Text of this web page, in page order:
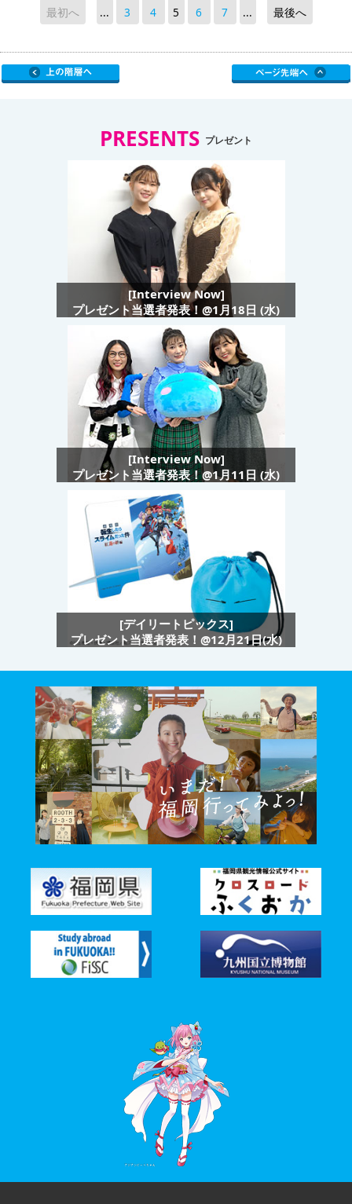
最初へ ... 3 4 5 6 7 ... 最後へ
PRESENTS プレゼント
[Interview Now]
プレゼント当選者発表！@1月18日 (水)
[Interview Now]
プレゼント当選者発表！@1月11日 (水)
[デイリートピックス]
プレゼント当選者発表！@12月21日(水)